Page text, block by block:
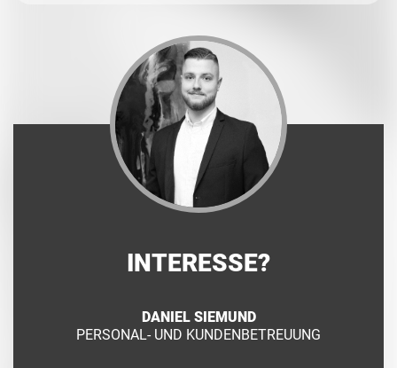
INTERESSE?
DANIEL SIEMUND
PERSONAL- UND KUNDENBETREUUNG